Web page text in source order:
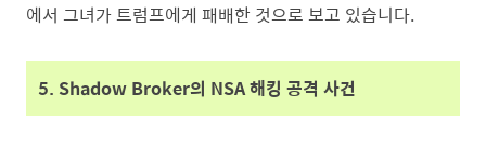
에서 그녀가 트럼프에게 패배한 것으로 보고 있습니다.
5. Shadow Broker의 NSA 해킹 공격 사건